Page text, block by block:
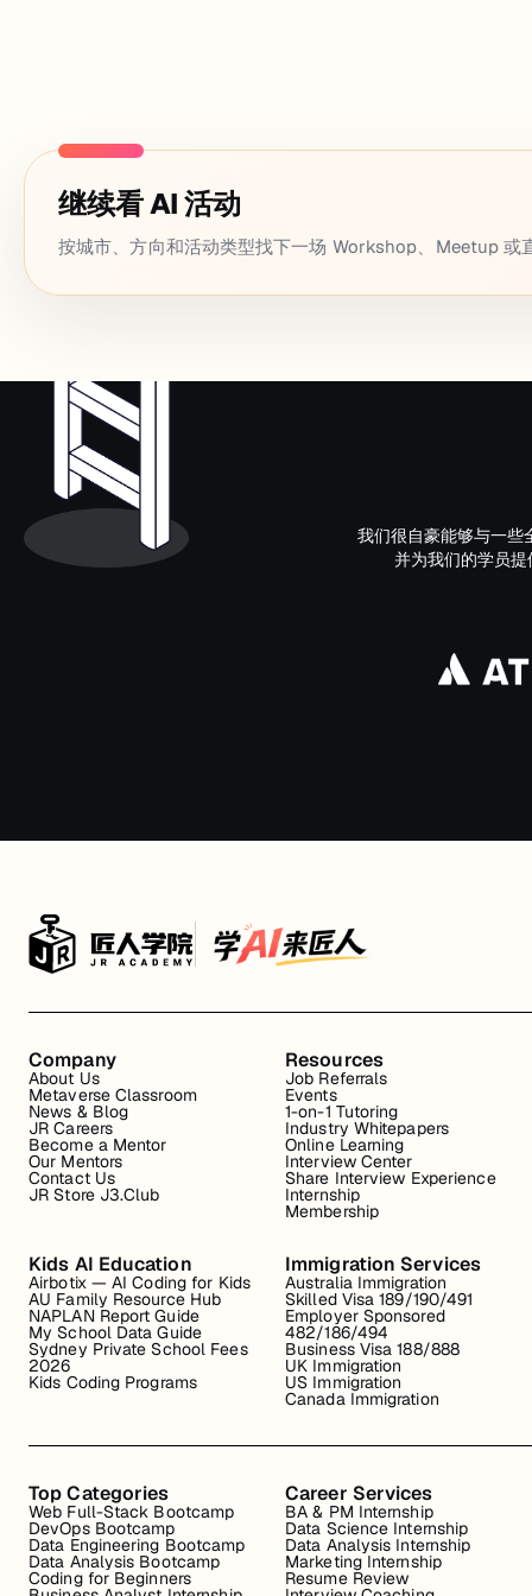
继续看 AI 活动
按城市、方向和活动类型找下一场 Workshop、Meetup 或
我们很自豪能够与一些
并为我们的学员
Company
About Us
Metaverse Classroom
News & Blog
JR Careers
Become a Mentor
Our Mentors
Contact Us
JR Store J3.Club
Resources
Job Referrals
Events
1-on-1 Tutoring
Industry Whitepapers
Online Learning
Interview Center
Share Interview Experience
Internship
Membership
Kids AI Education
Airbotix — AI Coding for Kids
AU Family Resource Hub
NAPLAN Report Guide
My School Data Guide
Sydney Private School Fees
2026
Kids Coding Programs
Immigration Services
Australia Immigration
Skilled Visa 189/190/491
Employer Sponsored
482/186/494
Business Visa 188/888
UK Immigration
US Immigration
Canada Immigration
Top Categories
Web Full-Stack Bootcamp
DevOps Bootcamp
Data Engineering Bootcamp
Data Analysis Bootcamp
Coding for Beginners
Career Services
BA & PM Internship
Data Science Internship
Data Analysis Internship
Marketing Internship
Resume Review